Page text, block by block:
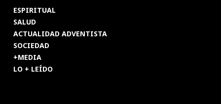
ESPIRITUAL
SALUD
ACTUALIDAD ADVENTISTA
SOCIEDAD
+MEDIA
LO + LEÍDO